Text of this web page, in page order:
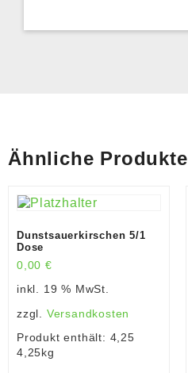
Ähnliche Produkte
Dunstsauerkirschen 5/1
Dose
0,00 €
inkl. 19 % MwSt.
zzgl. Versandkosten
Produkt enthält: 4,25
4,25kg